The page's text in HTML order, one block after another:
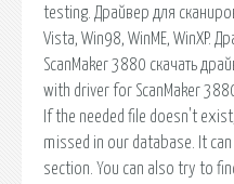
testing. Драйвер для
Vista, Win98, WinME, WinXP.
ScanMaker 3880 скачать
with driver for ScanMaker
If the needed file doesn't
missed in our database. It
section. You can also try to